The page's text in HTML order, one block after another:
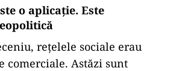
o aplicație. Este
rețelele sociale erau
comerciale. Astăzi sunt